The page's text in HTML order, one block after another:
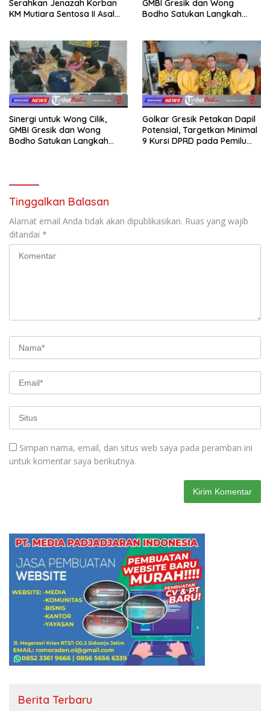
Serahkan Jenazah Korban
KM Mutiara Sentosa II Asal
GMBI Gresik dan Wong
Bodho Satukan Langkah
Sinergi untuk Wong Cilik,
GMBI Gresik dan Wong
Bodho Satukan Langkah
Golkar Gresik Petakan Dapil
Potensial, Targetkan Minimal
9 Kursi DPRD pada Pemilu
Tinggalkan Balasan
Alamat email Anda tidak akan dipublikasikan. Ruas yang wajib
ditandai *
Simpan nama, email, dan situs web saya pada peramban ini
untuk komentar saya berikutnya.
Berita Terbaru